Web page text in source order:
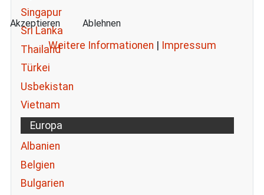
Singapur
Sri Lanka
Thailand
Türkei
Usbekistan
Vietnam
Europa
Albanien
Belgien
Bulgarien
Akzeptieren Ablehnen
Weitere Informationen | Impressum